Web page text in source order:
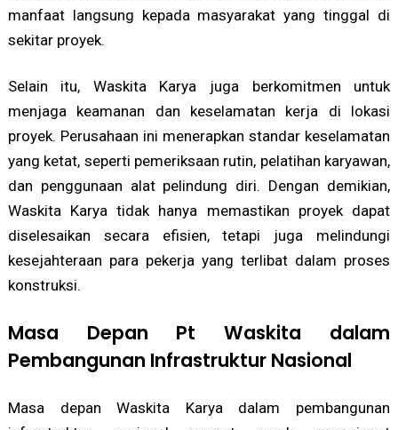
manfaat langsung kepada masyarakat yang tinggal di
sekitar proyek.
Selain itu, Waskita Karya juga berkomitmen untuk
menjaga keamanan dan keselamatan kerja di lokasi
proyek. Perusahaan ini menerapkan standar keselamatan
yang ketat, seperti pemeriksaan rutin, pelatihan karyawan,
dan penggunaan alat pelindung diri. Dengan demikian,
Waskita Karya tidak hanya memastikan proyek dapat
diselesaikan secara efisien, tetapi juga melindungi
kesejahteraan para pekerja yang terlibat dalam proses
konstruksi.
Masa Depan Pt Waskita dalam
Pembangunan Infrastruktur Nasional
Masa depan Waskita Karya dalam pembangunan